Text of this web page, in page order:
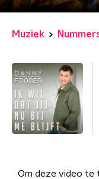
Muziek
Om deze video te